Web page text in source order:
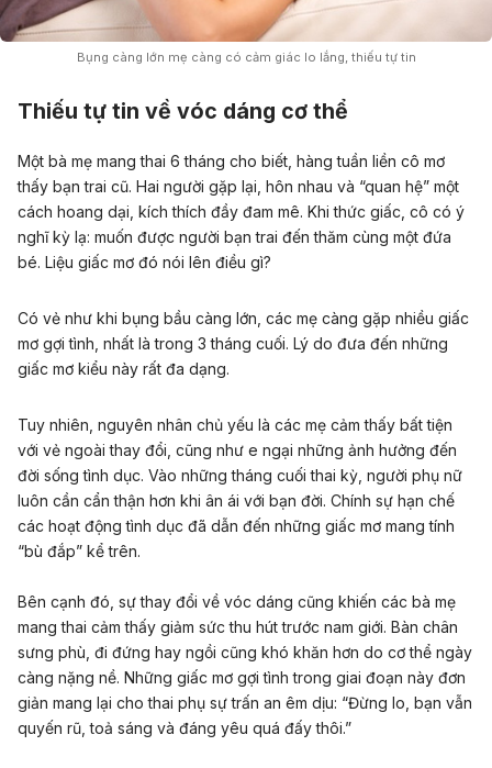
Bụng càng lớn mẹ càng có cảm giác lo lắng, thiếu tự tin
Thiếu tự tin về vóc dáng cơ thể
Một bà mẹ mang thai 6 tháng cho biết, hàng tuần liền cô mơ
thấy bạn trai cũ. Hai người gặp lại, hôn nhau và “quan hệ” một
cách hoang dại, kích thích đầy đam mê. Khi thức giấc, cô có ý
nghĩ kỳ lạ: muốn được người bạn trai đến thăm cùng một đứa
bé. Liệu giấc mơ đó nói lên điều gì?
Có vẻ như khi bụng bầu càng lớn, các mẹ càng gặp nhiều giấc
mơ gợi tình, nhất là trong 3 tháng cuối. Lý do đưa đến những
giấc mơ kiểu này rất đa dạng.
Tuy nhiên, nguyên nhân chủ yếu là các mẹ cảm thấy bất tiện
với vẻ ngoài thay đổi, cũng như e ngại những ảnh hưởng đến
đời sống tình dục. Vào những tháng cuối thai kỳ, người phụ nữ
luôn cần cẩn thận hơn khi ân ái với bạn đời. Chính sự hạn chế
các hoạt động tình dục đã dẫn đến những giấc mơ mang tính
“bù đắp” kể trên.
Bên cạnh đó, sự thay đổi về vóc dáng cũng khiến các bà mẹ
mang thai cảm thấy giảm sức thu hút trước nam giới. Bàn chân
sưng phù, đi đứng hay ngồi cũng khó khăn hơn do cơ thể ngày
càng nặng nề. Những giấc mơ gợi tình trong giai đoạn này đơn
giản mang lại cho thai phụ sự trấn an êm dịu: “Đừng lo, bạn vẫn
quyến rũ, toả sáng và đáng yêu quá đấy thôi.”